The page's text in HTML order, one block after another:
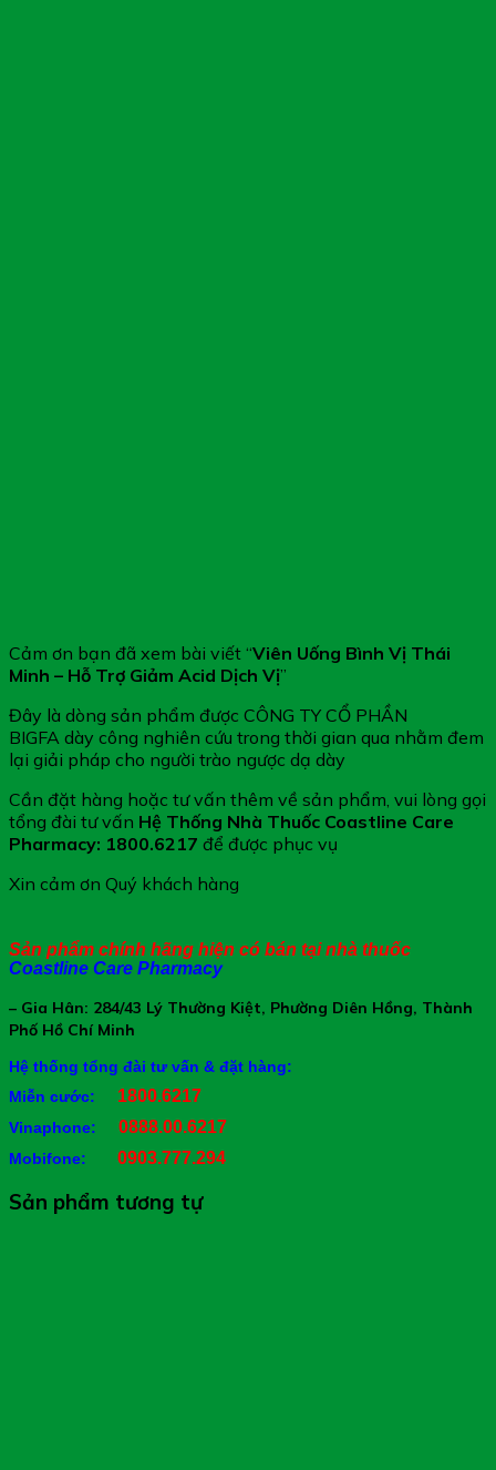
Cảm ơn bạn đã xem bài viết “Viên Uống Bình Vị Thái
Minh – Hỗ Trợ Giảm Acid Dịch Vị”
Đây là dòng sản phẩm được CÔNG TY CỔ PHẦN
BIGFA dày công nghiên cứu trong thời gian qua nhằm đem
lại giải pháp cho người trào ngược dạ dày
Cần đặt hàng hoặc tư vấn thêm về sản phẩm, vui lòng gọi
tổng đài tư vấn Hệ Thống Nhà Thuốc Coastline Care
Pharmacy: 1800.6217 để được phục vụ
Xin cảm ơn Quý khách hàng
Sản phẩm chính hãng hiện có bán tại nhà thuốc
Coastline Care Pharmacy
– Gia Hân: 284/43 Lý Thường Kiệt, Phường Diên Hồng, Thành
Phố Hồ Chí Minh
Hệ thống tổng đài tư vấn & đặt hàng:
Miễn cước: 1800.6217
Vinaphone: 0888.00.6217
Mobifone: 0903.777.294
Sản phẩm tương tự